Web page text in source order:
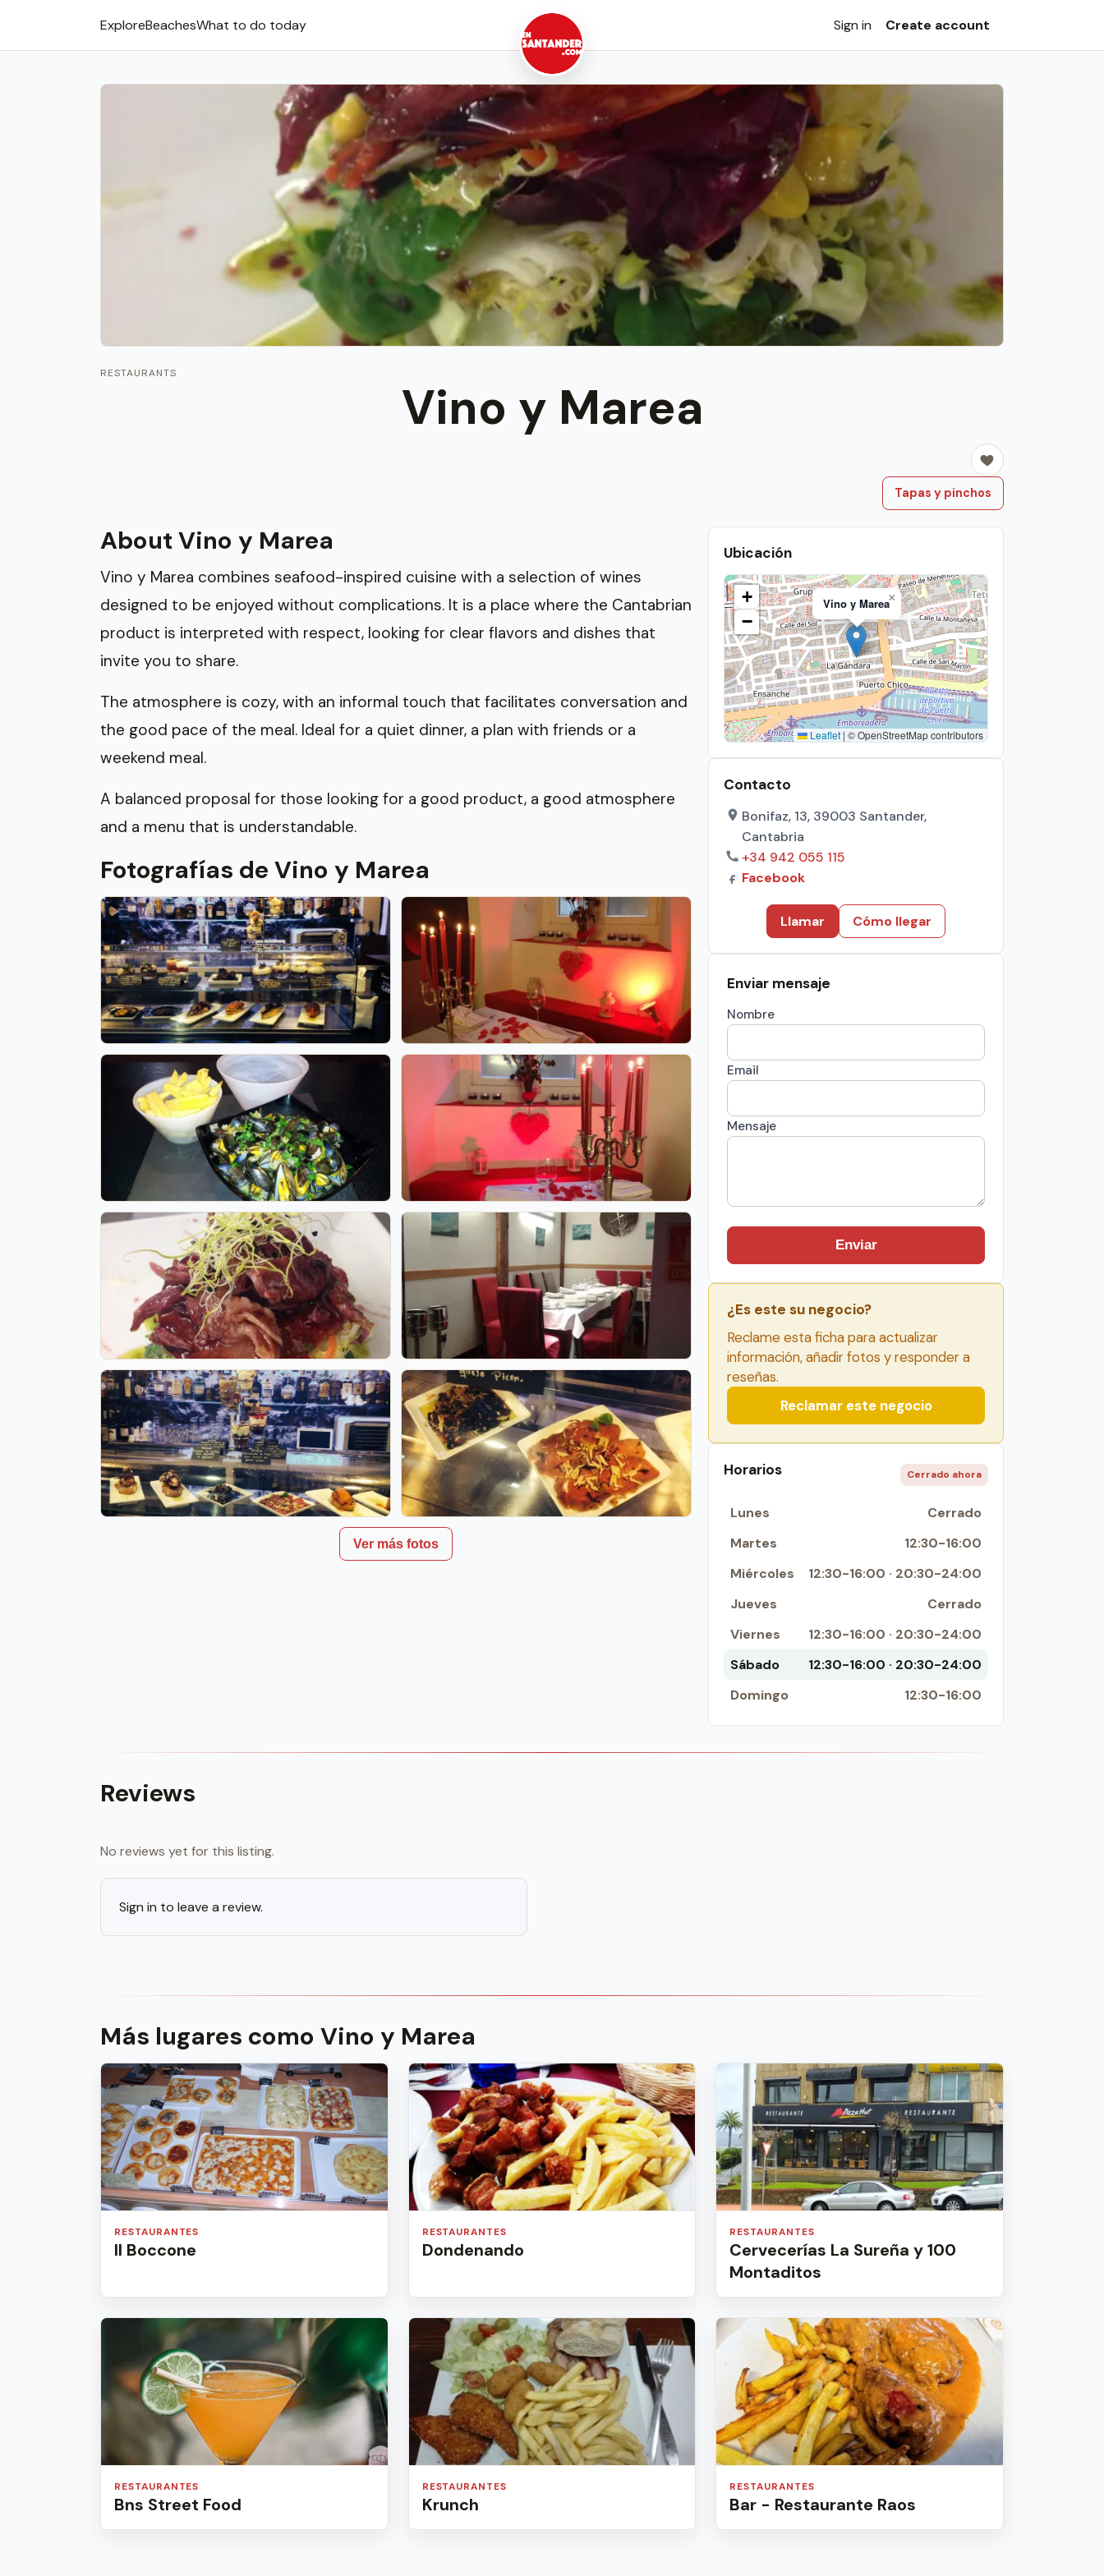
ExploreBeachesWhat to do today Sign in Create account
RESTAURANTS
Vino y Marea
Tapas y pinchos
About Vino y Marea
Vino y Marea combines seafood-inspired cuisine with a selection of wines
designed to be enjoyed without complications. It is a place where the Cantabrian
product is interpreted with respect, looking for clear flavors and dishes that
invite you to share.
The atmosphere is cozy, with an informal touch that facilitates conversation and
the good pace of the meal. Ideal for a quiet dinner, a plan with friends or a
weekend meal.
A balanced proposal for those looking for a good product, a good atmosphere
and a menu that is understandable.
Fotografías de Vino y Marea
Ver más fotos
Ubicación
Vino y Marea×
+
−
Leaflet|© OpenStreetMap contributors
Contacto
Bonifaz, 13, 39003 Santander,
Cantabria
+34 942 055 115
Facebook
Llamar Cómo llegar
Enviar mensaje
Nombre
Email
Mensaje
Enviar
¿Es este su negocio?
Reclame esta ficha para actualizar
información, añadir fotos y responder a
reseñas.
Reclamar este negocio
Horarios Cerrado ahora
Lunes
Cerrado
Martes
12:30-16:00
Miércoles
12:30-16:00 · 20:30-24:00
Jueves
Cerrado
Viernes
12:30-16:00 · 20:30-24:00
Sábado
12:30-16:00 · 20:30-24:00
Domingo
12:30-16:00
Reviews
No reviews yet for this listing.
Sign in to leave a review.
Más lugares como Vino y Marea
RESTAURANTES
Il Boccone
RESTAURANTES
Dondenando
RESTAURANTES
Cervecerías La Sureña y 100
Montaditos
RESTAURANTES
Bns Street Food
RESTAURANTES
Krunch
RESTAURANTES
Bar - Restaurante Raos